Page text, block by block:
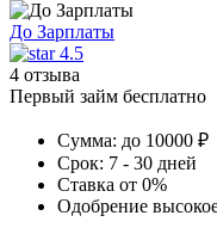
До Зарплаты
4.5
4 отзыва
Первый займ бесплатно
Сумма: до 10000 ₽
Срок: 7 - 30 дней
Ставка от 0%
Одобрение